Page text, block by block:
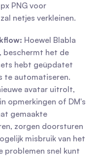
PNG voor
netjes verkleinen.
Hoewel Blabla
beschermt het de
hebt geüpdatet
te automatiseren.
avatar uitrolt,
opmerkingen of DM's
gemaakte
zorgen doorsturen
misbruik van het
problemen snel kunt